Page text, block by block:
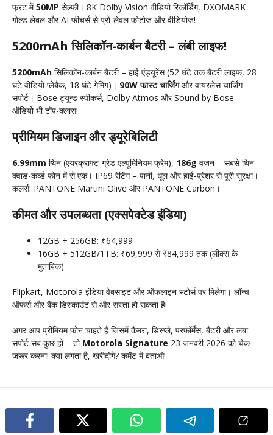
फ्रंट में50MP सेल्फी। 8K Dolby Vision वीडियो रिकॉर्डिंग, DXOMARK
गोल्ड लेबल और AI फीचर्स से प्रो-लेवल फोटोज और वीडियोज!
5200mAh सिलिकॉन-कार्बन बैटरी – लंबी लाइफ!
5200mAh सिलिकॉन-कार्बन बैटरी – हाई एंड्यूरेंस (52 घंटे तक बैटरी लाइफ, 28
घंटे वीडियो प्लेबैक, 18 घंटे गेमिंग)। 90W फास्ट चार्जिंगऔर वायरलेस चार्जिंग
सपोर्ट। Bose ट्यून्ड स्पीकर्स, Dolby Atmos और Sound by Bose –
ऑडियो भी टॉप-क्लास!
प्रीमियम डिजाइन और ड्यूरेबिलिटी
6.99mm थिन (एयरक्राफ्ट-ग्रेड एल्यूमिनियम फ्रेम), 186g वजन – सबसे थिन
क्वाड-कर्व्ड फोन में से एक। IP69 रेटिंग – पानी, धूल और हाई-प्रेशर से पूरी सुरक्षा।
कलर्स: PANTONE Martini Olive और PANTONE Carbon।
कीमत और उपलब्धता (एक्सपेक्टेड इंडिया)
12GB + 256GB: ₹64,999
16GB + 512GB/1TB: ₹69,999 से ₹84,999 तक (लीक्स के
मुताबिक)
Flipkart, Motorola इंडिया वेबसाइट और ऑफलाइन स्टोर्स पर मिलेगा। लॉन्च
ऑफर्स और बैंक डिस्काउंट से और सस्ता हो सकता है!
अगर आप प्रीमियम फोन चाहते हैं जिसमें कैमरा, डिस्प्ले, परफॉर्मेंस, बैटरी और लंबा
सपोर्ट सब कुछ हो – तो Motorola Signature 23 जनवरी 2026 को चेक
जरूर करना! क्या लगता है, खरीदोगे? कमेंट में बताओ!